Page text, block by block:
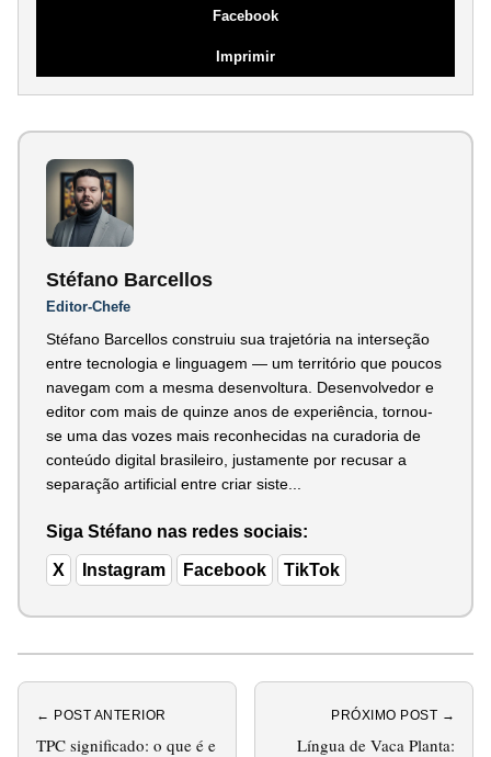
Facebook
Imprimir
Stéfano Barcellos
Editor-Chefe
Stéfano Barcellos construiu sua trajetória na interseção
entre tecnologia e linguagem — um território que poucos
navegam com a mesma desenvoltura. Desenvolvedor e
editor com mais de quinze anos de experiência, tornou-
se uma das vozes mais reconhecidas na curadoria de
conteúdo digital brasileiro, justamente por recusar a
separação artificial entre criar siste...
Siga Stéfano nas redes sociais:
X Instagram Facebook TikTok
← POST ANTERIOR
TPC significado: o que é e
PRÓXIMO POST →
Língua de Vaca Planta: